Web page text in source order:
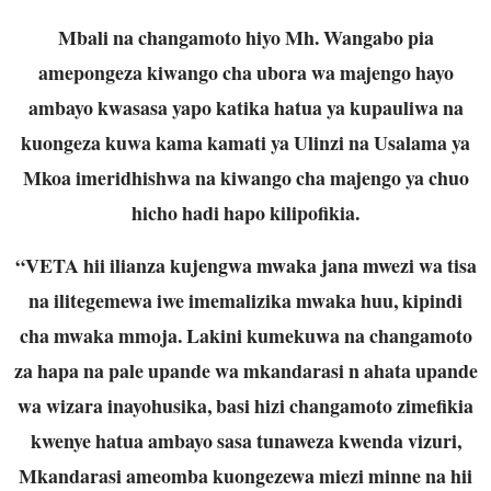
Mbali na changamoto hiyo Mh. Wangabo pia
amepongeza kiwango cha ubora wa majengo hayo
ambayo kwasasa yapo katika hatua ya kupauliwa na
kuongeza kuwa kama kamati ya Ulinzi na Usalama ya
Mkoa imeridhishwa na kiwango cha majengo ya chuo
hicho hadi hapo kilipofikia.
“VETA hii ilianza kujengwa mwaka jana mwezi wa tisa
na ilitegemewa iwe imemalizika mwaka huu, kipindi
cha mwaka mmoja. Lakini kumekuwa na changamoto
za hapa na pale upande wa mkandarasi n ahata upande
wa wizara inayohusika, basi hizi changamoto zimefikia
kwenye hatua ambayo sasa tunaweza kwenda vizuri,
Mkandarasi ameomba kuongezewa miezi minne na hii